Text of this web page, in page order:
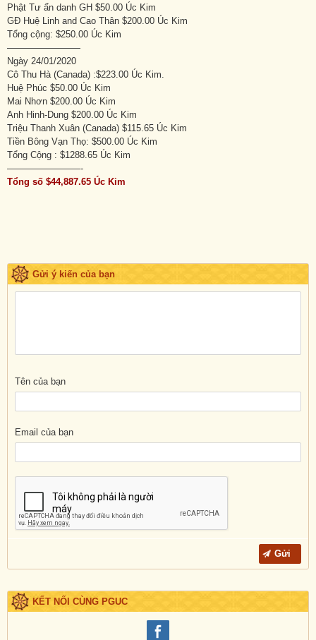
Phật Tư ẩn danh GH $50.00 Úc Kim
GĐ Huệ Linh and Cao Thân $200.00 Úc Kim
Tổng cộng: $250.00 Úc Kim
————————
Ngày 24/01/2020
Cô Thu Hà (Canada) :$223.00 Úc Kim.
Huệ Phúc $50.00 Úc Kim
Mai Nhơn $200.00 Úc Kim
Anh Hinh-Dung $200.00 Úc Kim
Triệu Thanh Xuân (Canada) $115.65 Úc Kim
Tiền Bông Vạn Thọ: $500.00 Úc Kim
Tổng Cộng : $1288.65 Úc Kim
————————-
Tổng số $44,887.65 Úc Kim
Gửi ý kiến của bạn
Tên của bạn
Email của bạn
KẾT NỐI CÙNG PGUC